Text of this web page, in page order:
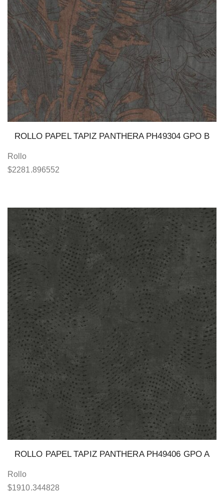
ROLLO PAPEL TAPIZ PANTHERA PH49304 GPO B
Rollo
$2281.896552
ROLLO PAPEL TAPIZ PANTHERA PH49406 GPO A
Rollo
$1910.344828